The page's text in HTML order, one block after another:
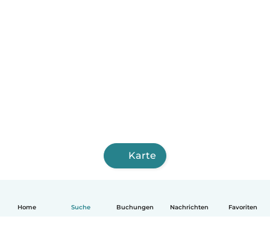
Home Suche Buchungen Nachrichten Favoriten
Karte